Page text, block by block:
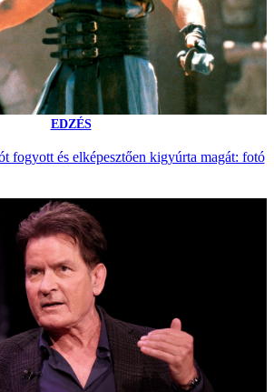
EDZÉS
fogyott és elképesztően kigyúrta magát: fotó